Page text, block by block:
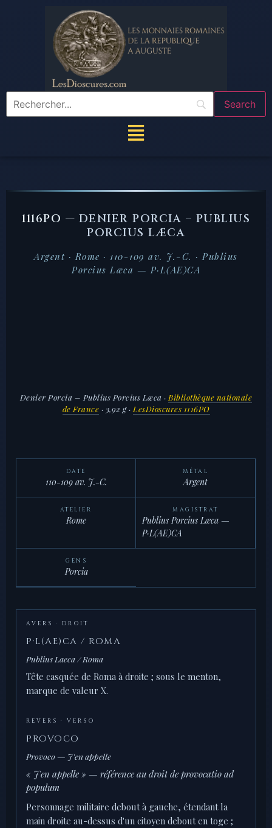
1116PO — DENIER PORCIA – PUBLIUS
PORCIUS LÆCA
Argent · Rome · 110-109 av. J.-C. · Publius
Porcius Læca — P·L(AE)CA
Denier Porcia – Publius Porcius Læca · Bibliothèque nationale
de France · 3,92 g · LesDioscures 1116PO
DATE
110-109 av. J.-C.
MÉTAL
Argent
ATELIER
Rome
MAGISTRAT
Publius Porcius Læca —
P·L(AE)CA
GENS
Porcia
AVERS · DROIT
P·L(AE)CA / ROMA
Publius Laeca / Roma
Tête casquée de Roma à droite ; sous le menton,
marque de valeur X.
REVERS · VERSO
PROVOCO
Provoco — J'en appelle
« J'en appelle » — référence au droit de provocatio ad
populum
Personnage militaire debout à gauche, étendant la
main droite au-dessus d'un citoyen debout en toge ;